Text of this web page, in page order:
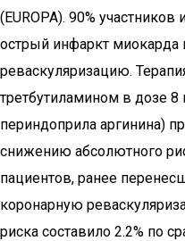
(EUROPA). 90%
острый инфаркт миокарда
реваскуляризацию.
третбутиламином в дозе 8
периндоприла аргинина)
снижению абсолютного
пациентов, ранее
коронарную
риска составило 2.2% по